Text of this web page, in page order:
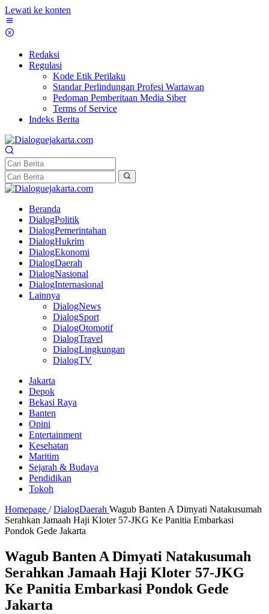
Lewati ke konten
Redaksi
Regulasi
Kode Etik Perilaku
Standar Perlindungan Profesi Wartawan
Pedoman Pemberitaan Media Siber
Terms of Service
Indeks Berita
Beranda
DialogPolitik
DialogPemerintahan
DialogHukrim
DialogEkonomi
DialogDaerah
DialogNasional
DialogInternasional
Lainnya
DialogNews
DialogSport
DialogOtomotif
DialogTravel
DialogLingkungan
DialogTV
Jakarta
Depok
Bekasi Raya
Banten
Opini
Entertainment
Kesehatan
Maritim
Sejarah & Budaya
Pendidikan
Tokoh
Homepage / DialogDaerah Wagub Banten A Dimyati Natakusumah
Serahkan Jamaah Haji Kloter 57-JKG Ke Panitia Embarkasi
Pondok Gede Jakarta
Wagub Banten A Dimyati Natakusumah
Serahkan Jamaah Haji Kloter 57-JKG
Ke Panitia Embarkasi Pondok Gede
Jakarta